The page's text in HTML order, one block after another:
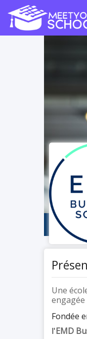
Une
engagée
Fondée
l'EMD